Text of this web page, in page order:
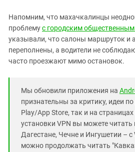
Напомним, что махачкалинцы
проблемус городским
указывали, что салоны маршруток и
переполнены, а водители не
часто проезжают мимо остановок.
Мы обновили приложения на
признательны за критику, идеи
Play/App Store, так и на
установки VPN вы можете читать
Дагестане, Чечне и Ингушетии – с
можно продолжать читать